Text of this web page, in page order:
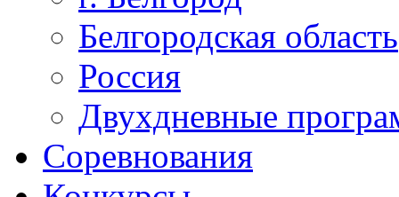
Белгородская область
Россия
Двухдневные
Соревнования